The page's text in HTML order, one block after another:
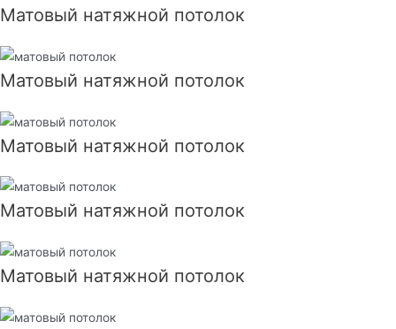
Матовый натяжной потолок
Матовый натяжной потолок
Матовый натяжной потолок
Матовый натяжной потолок
Матовый натяжной потолок